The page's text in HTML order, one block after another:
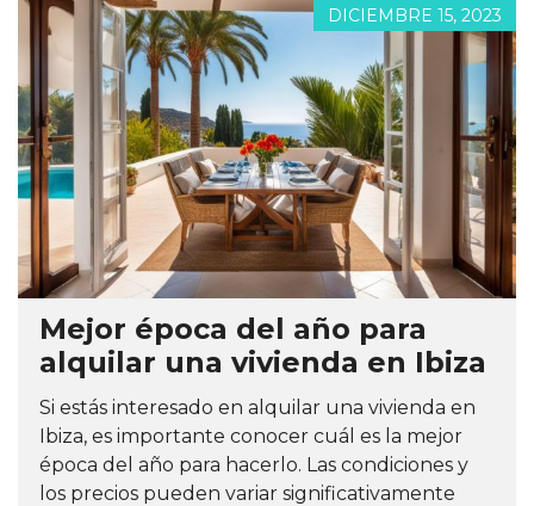
DICIEMBRE 15, 2023
Mejor época del año para
alquilar una vivienda en Ibiza
Si estás interesado en alquilar una vivienda en
Ibiza, es importante conocer cuál es la mejor
época del año para hacerlo. Las condiciones y
los precios pueden variar significativamente